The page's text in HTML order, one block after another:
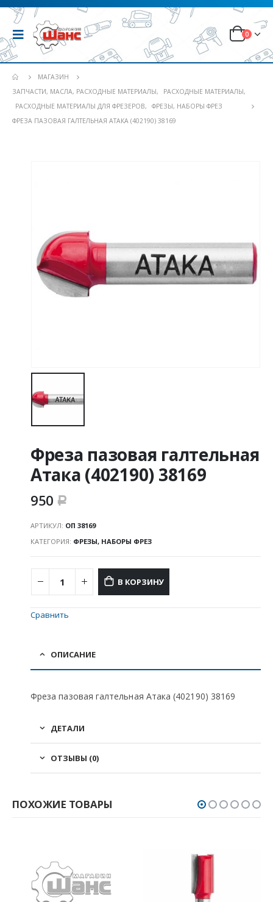
0
МАГАЗИН
ЗАПЧАСТИ, МАСЛА, РАСХОДНЫЕ МАТЕРИАЛЫ, РАСХОДНЫЕ МАТЕРИАЛЫ,
РАСХОДНЫЕ МАТЕРИАЛЫ ДЛЯ ФРЕЗЕРОВ,
ФРЕЗЫ, НАБОРЫ ФРЕЗ
ФРЕЗА ПАЗОВАЯ ГАЛТЕЛЬНАЯ АТАКА (402190) 38169
Фреза пазовая галтельная
Атака (402190) 38169
950 Р
АРТИКУЛ: ОП 38169
КАТЕГОРИЯ: ФРЕЗЫ, НАБОРЫ ФРЕЗ
В КОРЗИНУ
Сравнить
ОПИСАНИЕ
Фреза пазовая галтельная Атака (402190) 38169
ДЕТАЛИ
ОТЗЫВЫ (0)
ПОХОЖИЕ ТОВАРЫ